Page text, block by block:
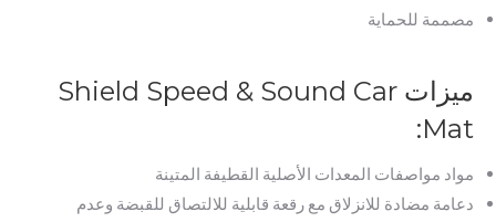
مصممة للحماية
ميزات Shield Speed & Sound Car
Mat:
مواد مواصفات المعدات الأصلية القطيفة المتينة
دعامة مضادة للانزلاق مع رقعة قابلية للالتصاق للقبضة وعدم